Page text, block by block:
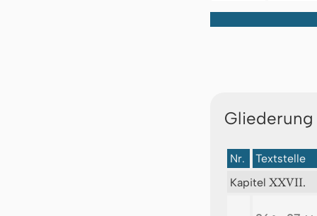
Nr.
Textstelle
Kapitel XXVII.